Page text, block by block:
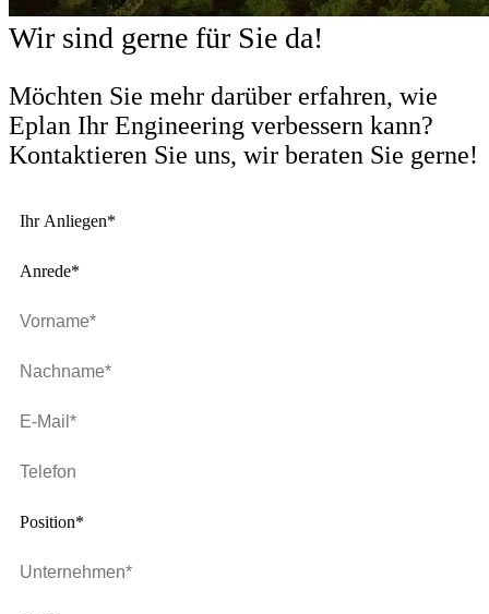
Wir sind gerne für Sie da!
Möchten Sie mehr darüber erfahren, wie
Eplan Ihr Engineering verbessern kann?
Kontaktieren Sie uns, wir beraten Sie gerne!
Ihr Anliegen*
Anrede*
Position*